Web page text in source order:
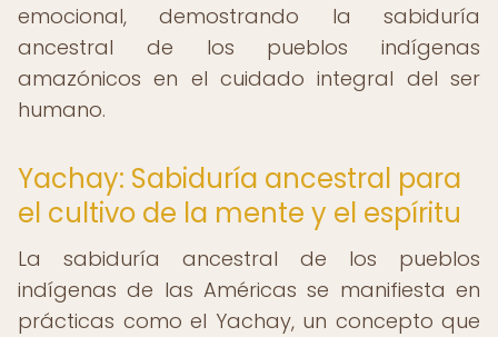
emocional, demostrando la sabiduría
ancestral de los pueblos indígenas
amazónicos en el cuidado integral del ser
humano.
Yachay: Sabiduría ancestral para
el cultivo de la mente y el espíritu
La sabiduría ancestral de los pueblos
indígenas de las Américas se manifiesta en
prácticas como el Yachay, un concepto que